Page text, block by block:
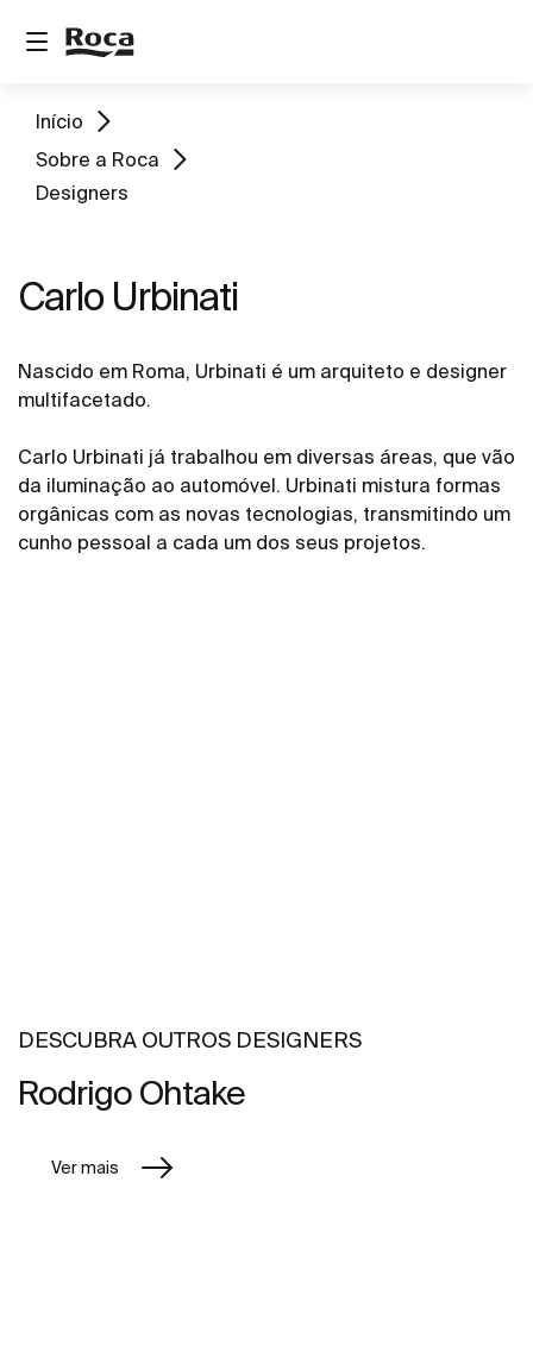
Início
Sobre a Roca
Designers
Carlo Urbinati
Nascido em Roma, Urbinati é um arquiteto e designer
multifacetado.
Carlo Urbinati já trabalhou em diversas áreas, que vão
da iluminação ao automóvel. Urbinati mistura formas
orgânicas com as novas tecnologias, transmitindo um
cunho pessoal a cada um dos seus projetos.
DESCUBRA OUTROS DESIGNERS
Rodrigo Ohtake
Ver mais